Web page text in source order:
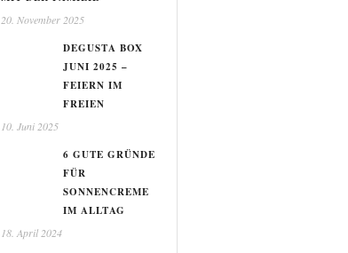
20. November 2025
DEGUSTA BOX
JUNI 2025 –
FEIERN IM
FREIEN
10. Juni 2025
6 GUTE GRÜNDE
FÜR
SONNENCREME
IM ALLTAG
18. April 2024